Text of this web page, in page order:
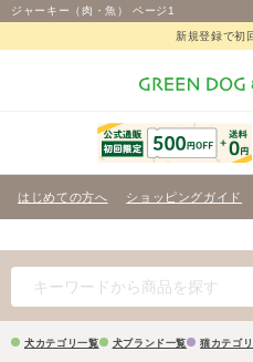
ジャーキー（肉・魚） ページ1
新規登録で初
はじめての方へ ショッピングガイド
犬カテゴリ一覧 犬ブランド一覧 猫カテゴ